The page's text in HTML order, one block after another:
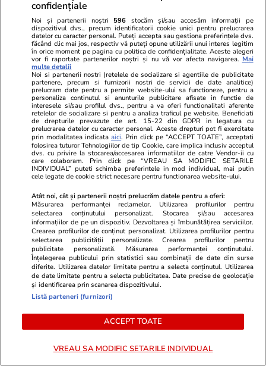
ULTIMELE ȘTIRI
Știri Locale 15:43
Ce este „astmul de furtună” și de ce să nu lași
geamurile deschise în timpul fenomenelor
meteo extreme: Avertismentul unui medic din
Timișoara
Știri România 15:43
Prima sentință în „jaful secolului” la Timișoara.
Pedepsele primite de hoții care au furat 10
Știri Externe 15:39
Marea Roșie e blocată: o navă care transporta
2.000.000 de barili de țiței s-a întors din drum.
Petrolul ar putea exploda la 120 de dolari
Politică 15:26
PSD a cerut amânarea majorării cotei de TVA
la 21% pentru locuințe noi până la 1
confidențiale
Noi și partenerii noștri 596 stocăm și/sau accesăm informații pe
dispozitivul dvs., precum identificatorii cookie unici pentru prelucrarea
datelor cu caracter personal. Puteți accepta sau gestiona preferințele dvs.
făcând clic mai jos, respectiv vă puteți opune utilizării unui interes legitim
în orice moment pe pagina cu politica de confidențialitate. Aceste alegeri
vor fi raportate partenerilor noștri și nu vă vor afecta navigarea. Mai
multe detalii
Noi si partenerii nostri (retelele de socializare si agentiile de publicitate
partenere, precum si furnizorii nostri de servicii de date analitice)
prelucram date pentru a permite website-ului sa functioneze, pentru a
personaliza continutul si anunturile publicitare afisate in functie de
interesele si/sau profilul dvs., pentru a va oferi functionalitati aferente
retelelor de socializare si pentru a analiza traficul pe website. Beneficiati
de drepturile prevazute de art. 15-22 din GDPR in legatura cu
prelucrarea datelor cu caracter personal. Aceste drepturi pot fi exercitate
prin modalitatea indicataaici. Prin click pe “ACCEPT TOATE”, acceptati
folosirea tuturor Tehnologiilor de tip Cookie, care implica inclusiv acceptul
dvs. cu privire la stocarea/accesarea informatiilor de catre Vendor-ii cu
care colaboram. Prin click pe “VREAU SA MODIFIC SETARILE
INDIVIDUAL” puteti schimba preferintele in mod individual, mai putin
cele legate de cookie strict necesare pentru functionarea website-ului.
Atât noi, cât și partenerii noștri prelucrăm datele pentru a oferi:
Măsurarea performanței reclamelor. Utilizarea profilurilor pentru
selectarea conținutului personalizat. Stocarea și/sau accesarea
informațiilor de pe un dispozitiv. Dezvoltarea și îmbunătățirea serviciilor.
Crearea profilurilor de conținut personalizat. Utilizarea profilurilor pentru
selectarea publicității personalizate. Crearea profilurilor pentru
publicitate personalizată. Măsurarea performanței conținutului.
Înțelegerea publicului prin statistici sau combinații de date din surse
diferite. Utilizarea datelor limitate pentru a selecta conținutul. Utilizarea
de date limitate pentru a selecta publicitatea. Date precise de geolocație
și identificarea prin scanarea dispozitivului.
Listă parteneri (furnizori)
ACCEPT TOATE
VREAU SA MODIFIC SETARILE INDIVIDUAL